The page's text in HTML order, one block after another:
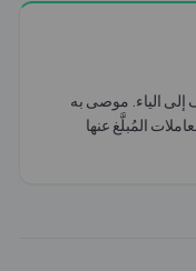
الياء. موصى به
المُبلَّغ عنها